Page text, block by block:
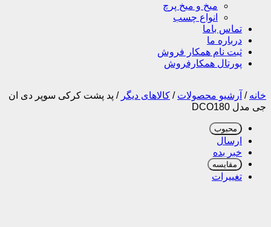
میخ و میخ پرچ
انواع چسب
تماس باما
درباره ما
ثبت نام همکار فروش
پورتال همکارفروش
خانه / آرشیو محصولات / کالاهای دیگر / پد پشت کرکی سوپر دی ان
جی مدل DCO180
محبوب
ارسال
خبر بده
مقایسه
تغییرات